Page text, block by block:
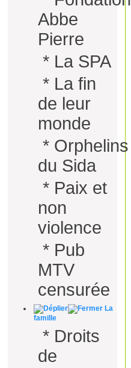
Abbe
Pierre
* La SPA
* La fin
de leur
monde
* Orphelins
du Sida
* Paix et
non
violence
* Pub
MTV
censurée
La
famille
* Droits
de